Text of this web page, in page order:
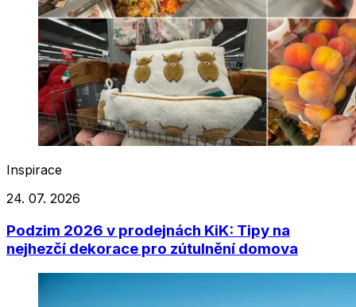
Inspirace
24. 07. 2026
Podzim 2026 v prodejnách KiK: Tipy na
nejhezčí dekorace pro zútulnění domova